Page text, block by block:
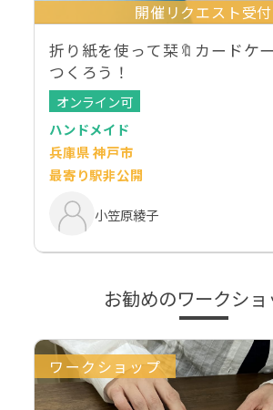
開催リクエスト受
折り紙を使って栞🔖カードケ
つくろう！
オンライン可
ハンドメイド
兵庫県 神戸市
最寄り駅非公開
小笠原綾子
お勧めのワークシ
ワークショップ